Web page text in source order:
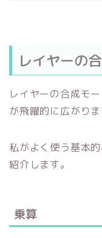
レイヤーの
レイヤーの合成モ
が飛躍的に広がりま
私がよく使う基本
紹介します。
乗算